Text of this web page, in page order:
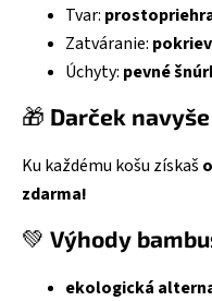
Tvar:
Zatváranie:
Úchyty: pevné
🎁 Darček navyše
Ku každému košu získaš
zdarma!
💚 Výhody
ekologická